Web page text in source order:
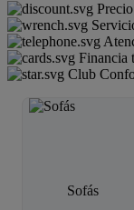
Financia
Club
Sofás